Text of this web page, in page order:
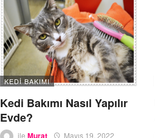
KEDI BAKIMI
Kedi Bakımı Nasıl Yapılır
Evde?
ile Murat Mayıs 19, 2022